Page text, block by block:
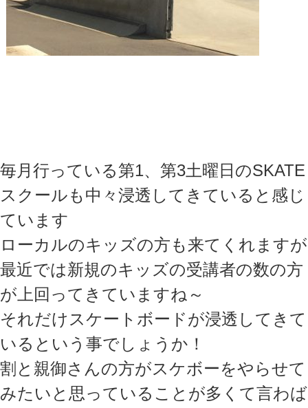
毎月行っている第1、第3土曜日のSKATE
スクールも中々浸透してきていると感じ
ています
ローカルのキッズの方も来てくれますが
最近では新規のキッズの受講者の数の方
が上回ってきていますね～
それだけスケートボードが浸透してきて
いるという事でしょうか！
割と親御さんの方がスケボーをやらせて
みたいと思っていることが多くて言わば